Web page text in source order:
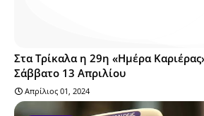
Στα Τρίκαλα η 29η «Ημέρα
Σάββατο 13 Απριλίου
Απρίλιος 01, 2024